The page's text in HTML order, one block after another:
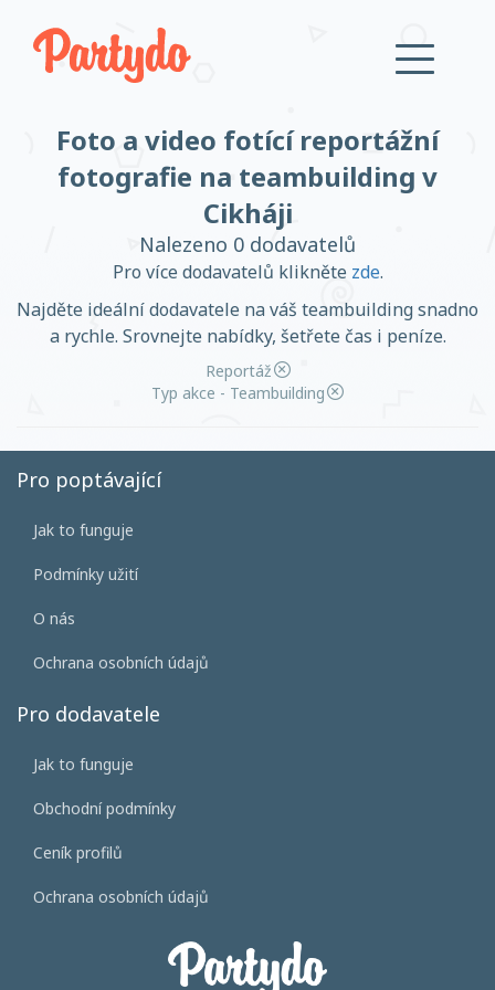
Přihlásit se
Přihlásit se
Založit účet
Foto a video fotící reportážní
fotografie na teambuilding v
Cikháji
Nalezeno 0 dodavatelů
Pro více dodavatelů klikněte zde.
Najděte ideální dodavatele na váš teambuilding snadno
a rychle. Srovnejte nabídky, šetřete čas i peníze.
Reportáž
Typ akce - Teambuilding
Pro poptávající
Jak to funguje
Podmínky užití
O nás
Ochrana osobních údajů
Pro dodavatele
Jak to funguje
Obchodní podmínky
Ceník profilů
Ochrana osobních údajů